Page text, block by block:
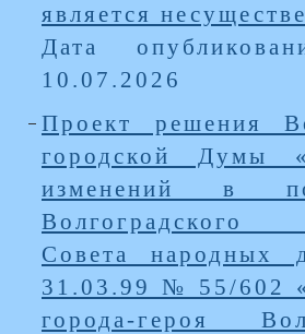
является
Дата
10.07.2026
Проект решения
городской Думы
изменений в
Волгоградского
Совета народных
31.03.99 № 55/602
города-героя